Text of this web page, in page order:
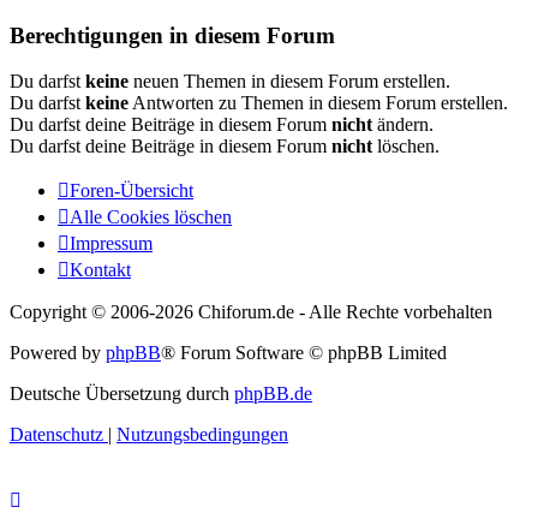
Berechtigungen in diesem Forum
Du darfst keine neuen Themen in diesem Forum erstellen.
Du darfst keine Antworten zu Themen in diesem Forum erstellen.
Du darfst deine Beiträge in diesem Forum nicht ändern.
Du darfst deine Beiträge in diesem Forum nicht löschen.
Foren-Übersicht
Alle Cookies löschen
Impressum
Kontakt
Copyright © 2006-2026 Chiforum.de - Alle Rechte vorbehalten
Powered by phpBB® Forum Software © phpBB Limited
Deutsche Übersetzung durch phpBB.de
Datenschutz | Nutzungsbedingungen